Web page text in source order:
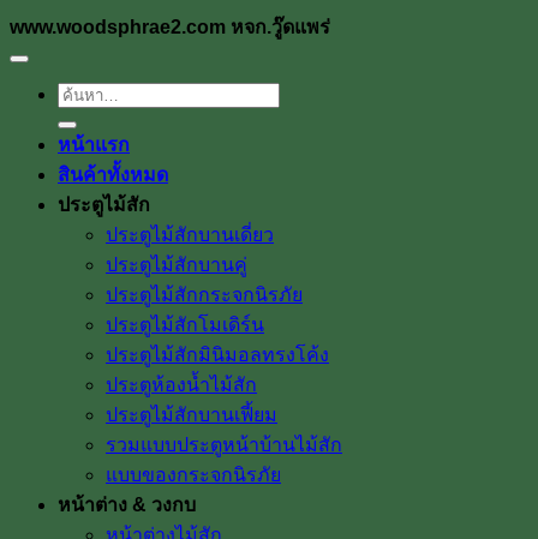
www.woodsphrae2.com หจก.วู๊ดแพร่
ค้นหา:
หน้าแรก
สินค้าทั้งหมด
ประตูไม้สัก
ประตูไม้สักบานเดี่ยว
ประตูไม้สักบานคู่
ประตูไม้สักกระจกนิรภัย
ประตูไม้สักโมเดิร์น
ประตูไม้สักมินิมอลทรงโค้ง
ประตูห้องน้ำไม้สัก
ประตูไม้สักบานเฟี้ยม
รวมแบบประตูหน้าบ้านไม้สัก
แบบของกระจกนิรภัย
หน้าต่าง & วงกบ
หน้าต่างไม้สัก